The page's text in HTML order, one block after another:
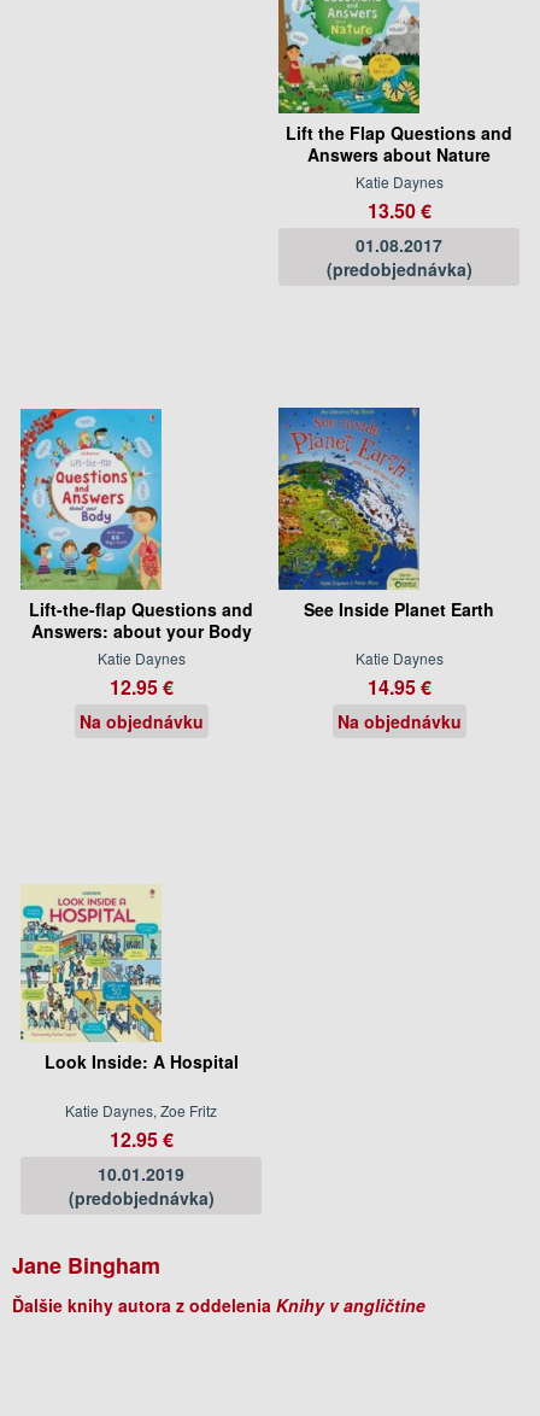
Lift the Flap Questions and
Answers about Nature
Katie Daynes
13.50 €
01.08.2017
(predobjednávka)
Lift-the-flap Questions and
Answers: about your Body
Katie Daynes
12.95 €
Na objednávku
See Inside Planet Earth
Katie Daynes
14.95 €
Na objednávku
Look Inside: A Hospital
Katie Daynes, Zoe Fritz
12.95 €
10.01.2019
(predobjednávka)
Jane Bingham
Ďalšie knihy autora z oddelenia Knihy v angličtine